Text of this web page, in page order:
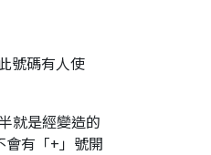
號碼有人使
就是經變造的
會有「+」號開